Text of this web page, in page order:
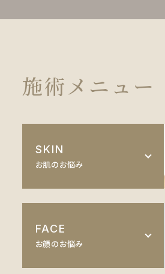
施術メニュー
SKIN
お肌のお悩み
医療脱毛
ルメッカ
ピーリング
FACE
お顔のお悩み